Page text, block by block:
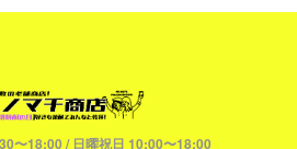
〜18:00 / 日曜祝日 10:00〜18:00